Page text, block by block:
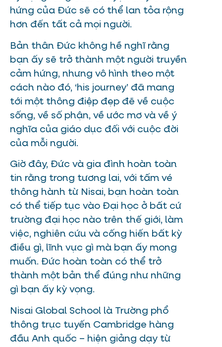
hứng của Đức sẽ có thể lan tỏa rộng
hơn đến tất cả mọi người.
Bản thân Đức không hề nghĩ rằng
bạn ấy sẽ trở thành một người truyền
cảm hứng, nhưng vô hình theo một
cách nào đó, ‘his journey’ đã mang
tới một thông điệp đẹp đẽ về cuộc
sống, về số phận, về ước mơ và về ý
nghĩa của giáo dục đối với cuộc đời
của mỗi người.
Giờ đây, Đức và gia đình hoàn toàn
tin rằng trong tương lai, với tấm vé
thông hành từ Nisai, bạn hoàn toàn
có thể tiếp tục vào Đại học ở bất cứ
trường đại học nào trên thế giới, làm
việc, nghiên cứu và cống hiến bất kỳ
điều gì, lĩnh vực gì mà bạn ấy mong
muốn. Đức hoàn toàn có thể trở
thành một bản thể đúng như những
gì bạn ấy kỳ vọng.
Nisai Global School là Trường phổ
thông trực tuyến Cambridge hàng
đầu Anh quốc – hiện giảng dạy từ